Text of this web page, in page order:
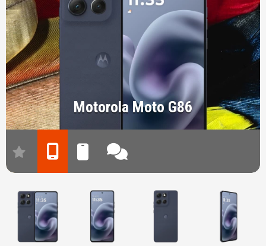
Motorola Moto G86